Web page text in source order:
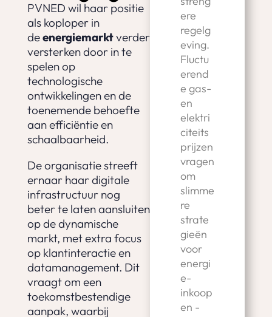
PVNED wil haar positie
als koploper in
deenergiemarktverder
versterken door in te
spelen op
technologische
ontwikkelingen en de
toenemende behoefte
aan efficiëntie en
schaalbaarheid.
De organisatie streeft
ernaar haar digitale
infrastructuur nog
beter te laten aansluiten
op de dynamische
markt, met extra focus
op klantinteractie en
datamanagement. Dit
vraagt om een
toekomstbestendige
aanpak, waarbij
ere
regelg
eving.
Fluctu
erend
e gas-
en
elektri
citeits
prijzen
vragen
om
slimme
re
strate
gieën
voor
energi
e-
inkoop
en -